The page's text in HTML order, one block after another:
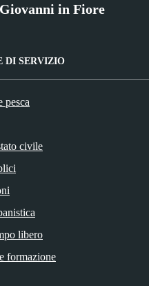
in Fiore
DI SERVIZIO
pesca
civile
libero
formazione